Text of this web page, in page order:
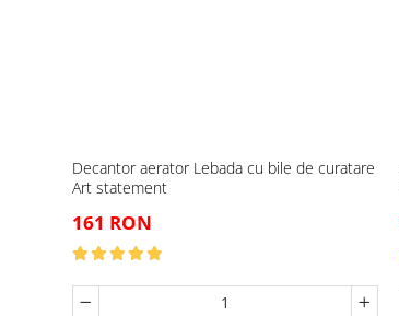
Decantor aerator Lebada cu bile de curatare
Art statement
161 RON